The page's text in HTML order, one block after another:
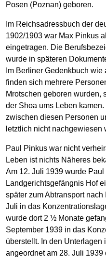
Posen (Poznan) geboren.
Im Reichsadressbuch der
1902/1903 war Max Pinkus
eingetragen. Die
wurde in späteren
Im Berliner Gedenkbuch
finden sich mehrere
Mrotschen geboren wurden,
der Shoa ums Leben
zwischen diesen Personen
letztlich nicht nachgewiesen
Paul Pinkus war nicht
Leben ist nichts Näheres
Am 12. Juli 1939 wurde
Landgerichtsgefängnis Hof
später zum Abtransport
Juli in das
wurde dort 2 ½ Monate
September 1939 in das
überstellt. In den Unterlagen
angeordnet am 28. Juli 1939